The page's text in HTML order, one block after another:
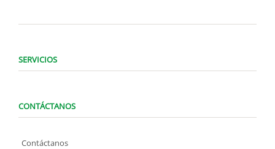
SERVICIOS
CONTÁCTANOS
Contáctanos